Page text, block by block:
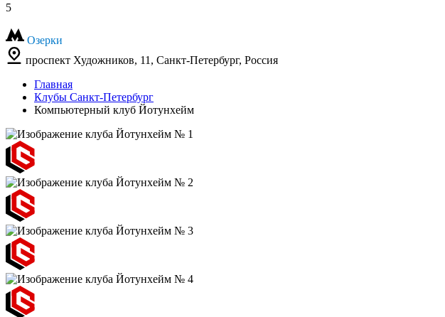
5
Озерки
проспект Художников, 11, Санкт-Петербург, Россия
Главная
Клубы Санкт-Петербург
Компьютерный клуб Йотунхейм